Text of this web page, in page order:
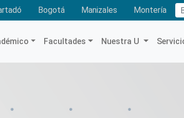
Bogotá Manizales Montería
Facultades Nuestra U